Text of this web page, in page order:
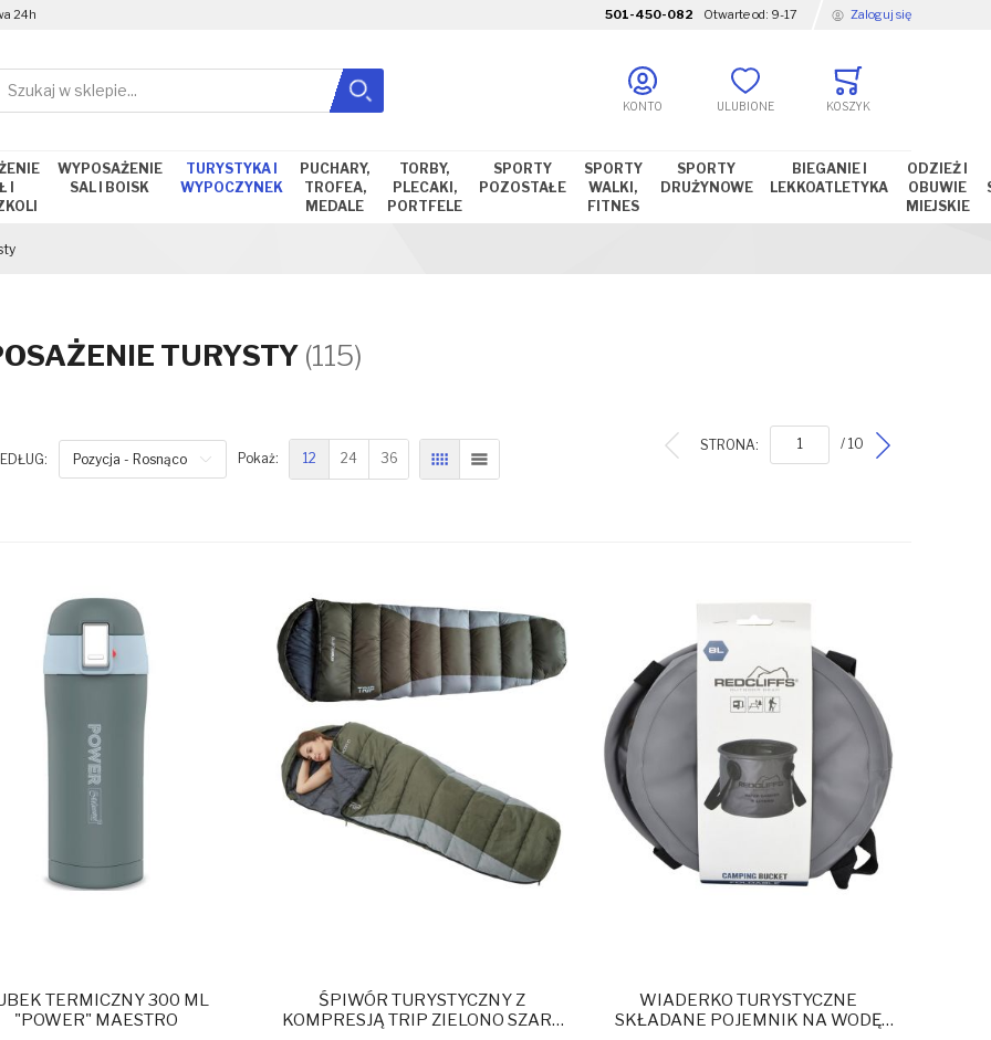
24h 501-450-082 Otwarte od: 9-17 Zaloguj się
Zamknij wyszukiwanie
Szukaj KONTO ULUBIONE KOSZYK
I
WYPOSAŻENIE
SAL I BOISK
TURYSTYKA I
WYPOCZYNEK
PUCHARY,
TROFEA,
MEDALE
TORBY,
PLECAKI,
PORTFELE
SPORTY
POZOSTAŁE
SPORTY
WALKI,
FITNES
SPORTY
DRUŻYNOWE
BIEGANIE I
LEKKOATLETYKA
ODZIEŻ I
OBUWIE
MIEJSKIE
TURYSTY (115)
Pozycja - Rosnąco Pokaż: 12 24 36 SIATKALISTA
STRONA: / 10
TERMICZNY 300 ML
"POWER" MAESTRO
ŚPIWÓR TURYSTYCZNY Z
KOMPRESJĄ TRIP ZIELONO SZARY
WIADERKO TURYSTYCZNE
SKŁADANE POJEMNIK NA WODĘ